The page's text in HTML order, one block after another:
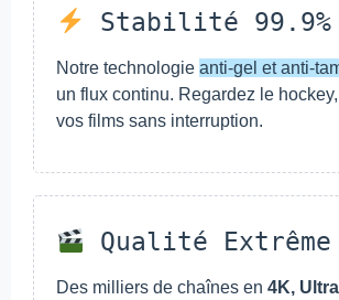
Stabilité 99.9%
Notre technologie anti-gel et anti-
un flux continu. Regardez le
vos films sans interruption.
Qualité Extrême
Des milliers de chaînes en 4K, Ultra